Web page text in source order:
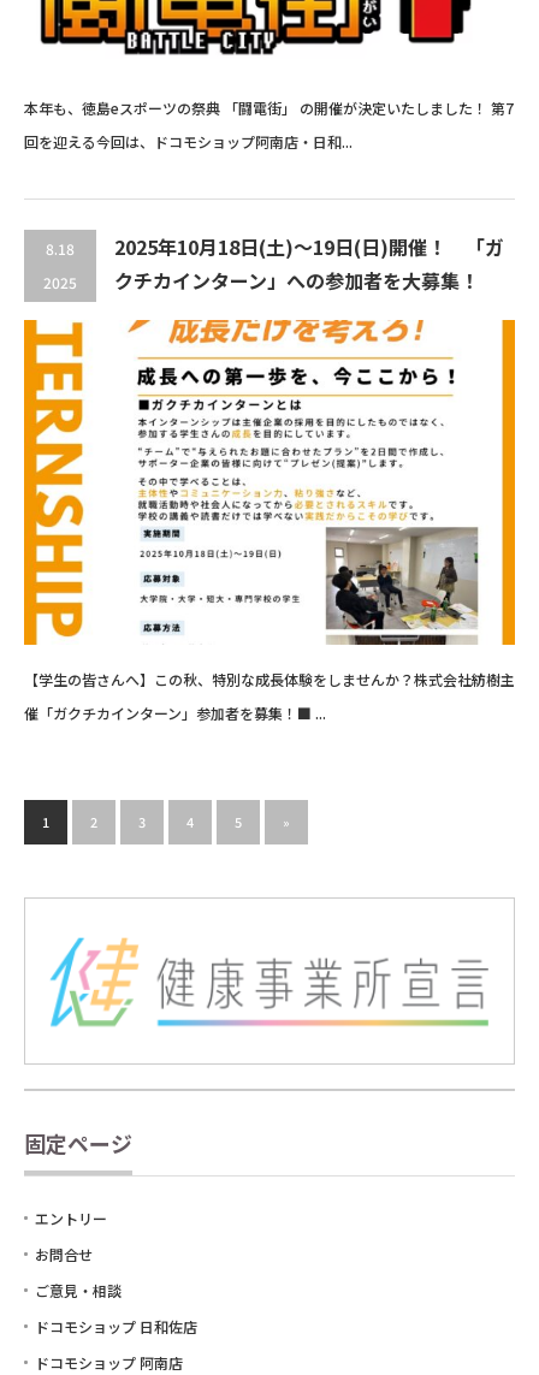
本年も、徳島eスポーツの祭典 「闘電街」 の開催が決定いたしました！ 第7
回を迎える今回は、ドコモショップ阿南店・日和...
8.18
2025
2025年10月18日(土)～19日(日)開催！ 「ガ
クチカインターン」への参加者を大募集！
【学生の皆さんへ】この秋、特別な成長体験をしませんか？株式会社紡樹主
催「ガクチカインターン」参加者を募集！■ ...
1 2 3 4 5 »
固定ページ
エントリー
お問合せ
ご意見・相談
ドコモショップ 日和佐店
ドコモショップ 阿南店